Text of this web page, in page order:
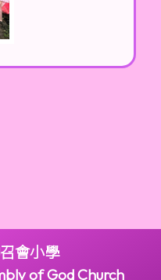
會小學
of God Church